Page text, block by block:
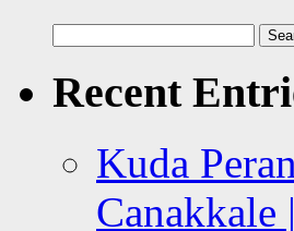
for:
Recent
Kuda